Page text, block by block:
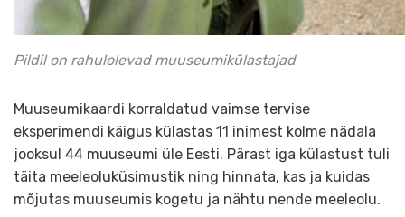
Pildil on rahulolevad muuseumikülastajad
Muuseumikaardi korraldatud vaimse tervise
eksperimendi käigus külastas 11 inimest kolme nädala
jooksul 44 muuseumi üle Eesti. Pärast iga külastust tuli
täita meeleoluküsimustik ning hinnata, kas ja kuidas
mõjutas muuseumis kogetu ja nähtu nende meeleolu.